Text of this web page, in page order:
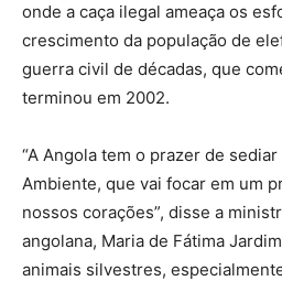
onde a caça ilegal ameaça os
crescimento da população de
guerra civil de décadas, que
terminou em 2002.
“A Angola tem o prazer de
Ambiente, que vai focar em um
nossos corações”, disse a
angolana, Maria de Fátima
animais silvestres,